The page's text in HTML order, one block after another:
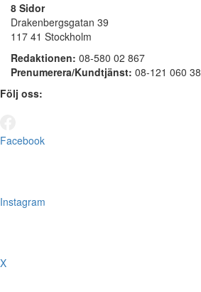
8 Sidor
Drakenbergsgatan 39
117 41 Stockholm
Redaktionen: 08-580 02 867
Prenumerera/Kundtjänst: 08-121 060 38
Följ oss:
Facebook
Instagram
X